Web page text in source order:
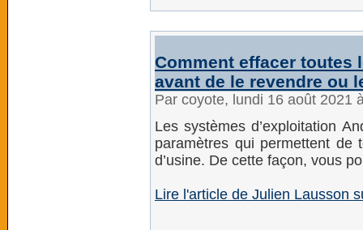
Comment effacer toutes
avant de le revendre ou
Par coyote, lundi 16 août 2021
Les systèmes d’exploitation
paramètres qui permettent de
d’usine. De cette façon, vous
Lire l'article de Julien Lausson